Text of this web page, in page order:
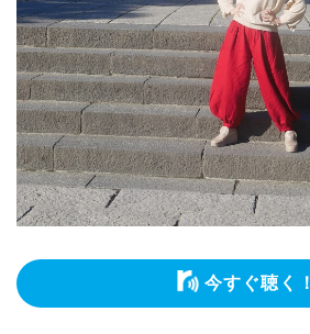
今すぐ聴く！